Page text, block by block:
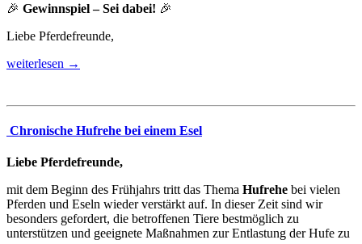
🎉 Gewinnspiel – Sei dabei! 🎉
Liebe Pferdefreunde,
weiterlesen →
Chronische Hufrehe bei einem Esel
Liebe Pferdefreunde,
mit dem Beginn des Frühjahrs tritt das Thema Hufrehe bei vielen
Pferden und Eseln wieder verstärkt auf. In dieser Zeit sind wir
besonders gefordert, die betroffenen Tiere bestmöglich zu
unterstützen und geeignete Maßnahmen zur Entlastung der Hufe zu